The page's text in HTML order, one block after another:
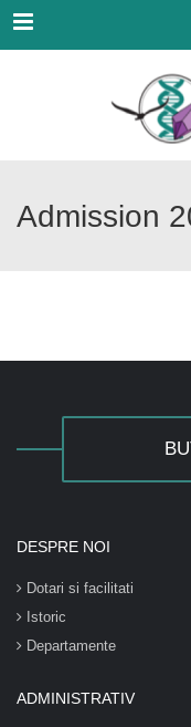
Menu
Admission
DESPRE NOI
Dotari si facilitati
Istoric
Departamente
ADMINISTRATIV